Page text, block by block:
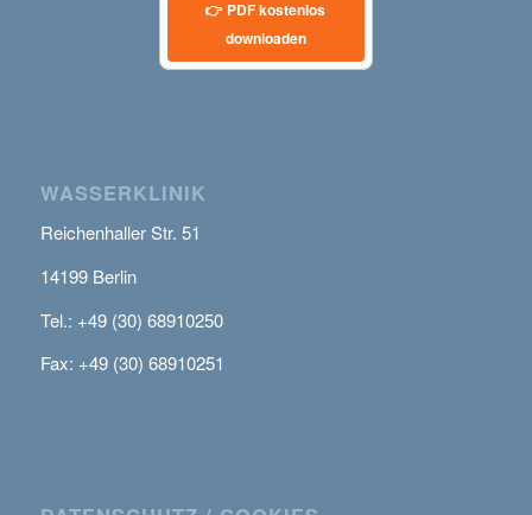
👉 PDF kostenlos
downloaden
WASSERKLINIK
Reichenhaller Str. 51
14199 Berlin
Tel.: +49 (30) 68910250
Fax: +49 (30) 68910251